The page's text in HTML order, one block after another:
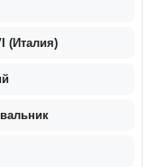
(Италия)